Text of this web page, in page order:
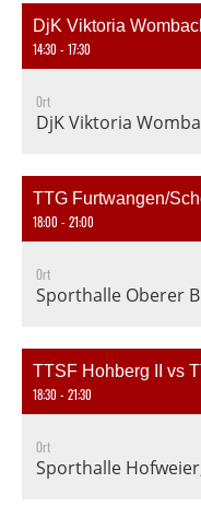
DjK Viktoria
14:30 - 17:30
Ort
DjK Viktoria
TTG Furtwangen/
18:00 - 21:00
Ort
Sporthalle Oberer
TTSF Hohberg II vs
18:30 - 21:30
Ort
Sporthalle